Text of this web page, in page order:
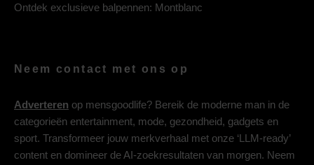
Ontdek exclusieve balpennen: Montblanc
Neem contact met ons op
Adverteren op mensgoodlife? Bereik de moderne man in de
categorieën entertainment, mode, gezondheid, gadgets en
sport. Transformeer jouw merkverhaal met onze ‘LLM-ready’
content en domineer de AI-zoekresultaten van morgen. Neem